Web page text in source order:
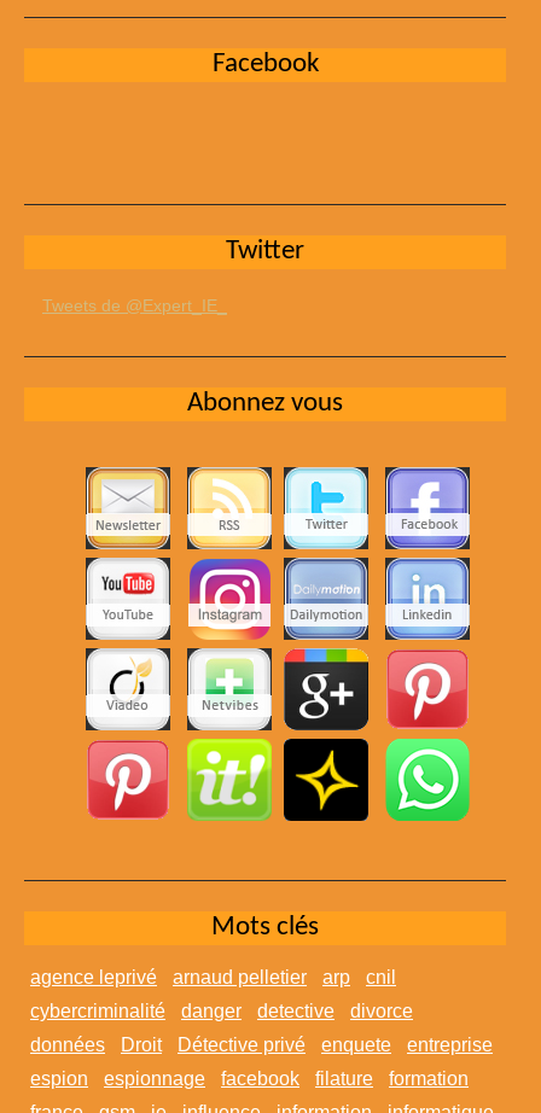
Facebook
Twitter
Tweets de @Expert_IE_
Abonnez vous
Mots clés
agence leprivé arnaud pelletier arp
cnil
cybercriminalité
danger detective
divorce
données
Droit Détective privé enquete
entreprise
espion
espionnage facebook filature
formation